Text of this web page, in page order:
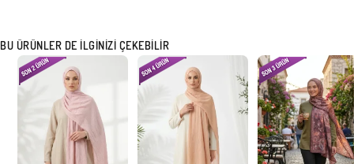
BU ÜRÜNLER DE İLGINIZI ÇEKEBILIR